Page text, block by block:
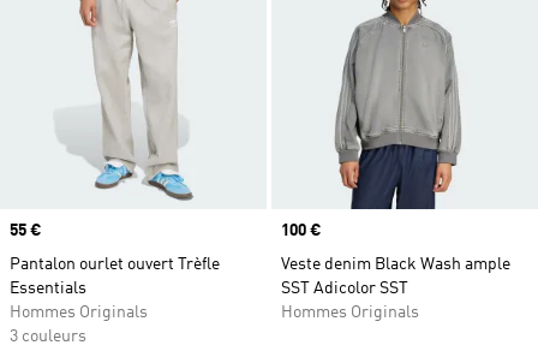
Prix
55 €
Pantalon ourlet ouvert Trèfle
Essentials
Hommes Originals
3 couleurs
Prix
100 €
Veste denim Black Wash ample
SST Adicolor SST
Hommes Originals